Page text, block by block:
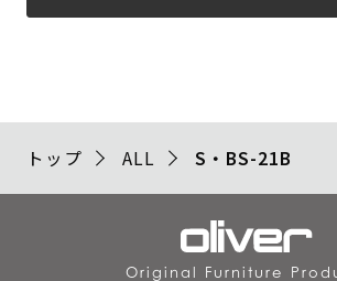
トップ ALL S・BS-21B
Original Furniture